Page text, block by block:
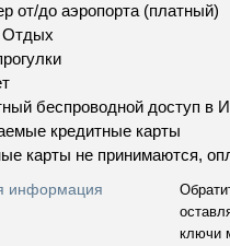
от/до аэропорта (платный)
Отдых
беспроводной доступ в
кредитные карты
карты не принимаются,
информация
ключи